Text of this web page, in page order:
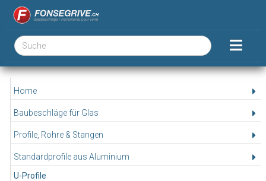
Home
Baubeschläge für Glas
Profile, Rohre & Stangen
Standardprofile aus Aluminium
U-Profile